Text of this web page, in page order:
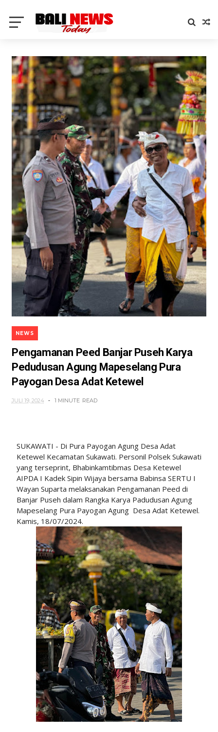
NEWS
Pengamanan Peed Banjar Puseh Karya
Pedudusan Agung Mapeselang Pura
Payogan Desa Adat Ketewel
JULI 19, 2024 1 MINUTE READ
SUKAWATI - Di Pura Payogan Agung Desa Adat
Ketewel Kecamatan Sukawati. Personil Polsek Sukawati
yang terseprint, Bhabinkamtibmas Desa Ketewel
AIPDA I Kadek Sipin Wijaya bersama Babinsa SERTU I
Wayan Suparta melaksanakan Pengamanan Peed di
Banjar Puseh dalam Rangka Karya Padudusan Agung
Mapeselang Pura Payogan Agung Desa Adat Ketewel.
Kamis, 18/07/2024.